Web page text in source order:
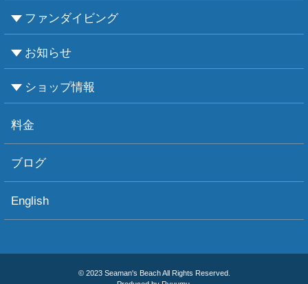
CMASについて
PADIについて
Ｃカードライセンス取得
レベルアップCMAS
レベルアップPADI
インストラクターコース
エンリッチド・エア・ナイトロックス講習
ファンダイビング
ビーチダイビング
ボートダイビング
セルフダイビング
レンタル器材
お知らせ
お知らせ
お天気情報
フォトグラフィ
ツアー情報
ショップ情報
ショップ情報
アクセス
ダイビングポイント
ショップボート「かもめ」
スタッフ紹介
宿泊施設
リンク集
お問い合わせ
料金
ブログ
English
© 2023 Seaman's Beach All Rights Reserved.